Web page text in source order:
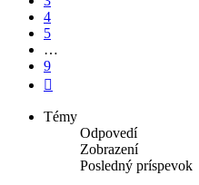
4
5
…
9
Témy
Odpovedí
Zobrazení
Posledný príspevok